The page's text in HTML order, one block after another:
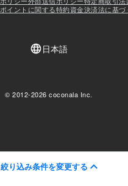
絞り込み条件を変更する